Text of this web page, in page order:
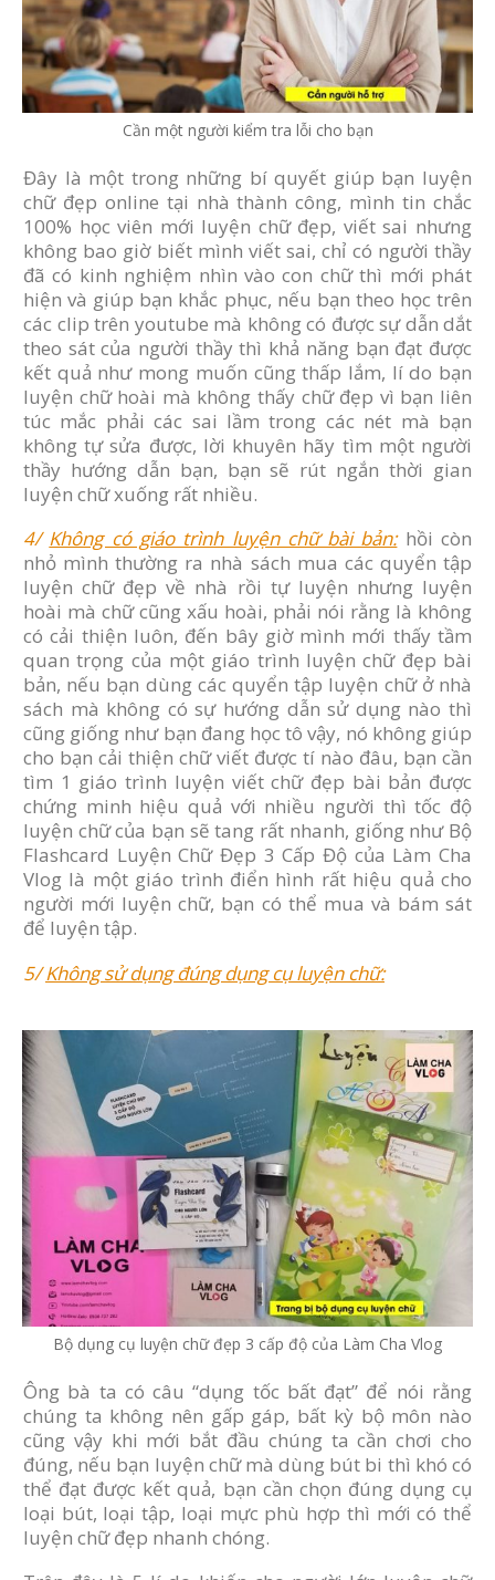
Cần một người kiểm tra lỗi cho bạn
Đây là một trong những bí quyết giúp bạn luyện
chữ đẹp online tại nhà thành công, mình tin chắc
100% học viên mới luyện chữ đẹp, viết sai nhưng
không bao giờ biết mình viết sai, chỉ có người thầy
đã có kinh nghiệm nhìn vào con chữ thì mới phát
hiện và giúp bạn khắc phục, nếu bạn theo học trên
các clip trên youtube mà không có được sự dẫn dắt
theo sát của người thầy thì khả năng bạn đạt được
kết quả như mong muốn cũng thấp lắm, lí do bạn
luyện chữ hoài mà không thấy chữ đẹp vì bạn liên
túc mắc phải các sai lầm trong các nét mà bạn
không tự sửa được, lời khuyên hãy tìm một người
thầy hướng dẫn bạn, bạn sẽ rút ngắn thời gian
luyện chữ xuống rất nhiều.
4/ Không có giáo trình luyện chữ bài bản:hồi còn
nhỏ mình thường ra nhà sách mua các quyển tập
luyện chữ đẹp về nhà rồi tự luyện nhưng luyện
hoài mà chữ cũng xấu hoài, phải nói rằng là không
có cải thiện luôn, đến bây giờ mình mới thấy tầm
quan trọng của một giáo trình luyện chữ đẹp bài
bản, nếu bạn dùng các quyển tập luyện chữ ở nhà
sách mà không có sự hướng dẫn sử dụng nào thì
cũng giống như bạn đang học tô vậy, nó không giúp
cho bạn cải thiện chữ viết được tí nào đâu, bạn cần
tìm 1 giáo trình luyện viết chữ đẹp bài bản được
chứng minh hiệu quả với nhiều người thì tốc độ
luyện chữ của bạn sẽ tang rất nhanh, giống như Bộ
Flashcard Luyện Chữ Đẹp 3 Cấp Độ của Làm Cha
Vlog là một giáo trình điển hình rất hiệu quả cho
người mới luyện chữ, bạn có thể mua và bám sát
để luyện tập.
5/ Không sử dụng đúng dụng cụ luyện chữ:
Bộ dụng cụ luyện chữ đẹp 3 cấp độ của Làm Cha Vlog
Ông bà ta có câu “dụng tốc bất đạt” để nói rằng
chúng ta không nên gấp gáp, bất kỳ bộ môn nào
cũng vậy khi mới bắt đầu chúng ta cần chơi cho
đúng, nếu bạn luyện chữ mà dùng bút bi thì khó có
thể đạt được kết quả, bạn cần chọn đúng dụng cụ
loại bút, loại tập, loại mực phù hợp thì mới có thể
luyện chữ đẹp nhanh chóng.